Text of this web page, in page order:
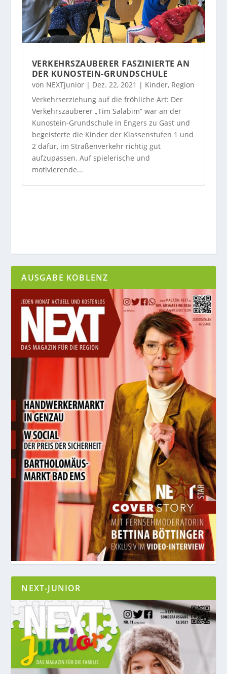
VERKEHRSZAUBERER FASZINIERTE AN
DER KUNOSTEIN-GRUNDSCHULE
von NEXTjunior| Dez. 22, 2021 | Kinder, Region
Verkehrserziehung auf die fröhliche Art: Der
Verkehrszauberer „Tim Salabim“ war an der
Kunostein-Grundschule in Engers zu Gast und
begeisterte die Kinder der Klassenstufen 1 und
2 dafür, im Straßenverkehr richtig gut
aufzupassen. Auf spielerische und
motivierende...
AUSGABE KOBLENZ
NEXT-JUNIOR